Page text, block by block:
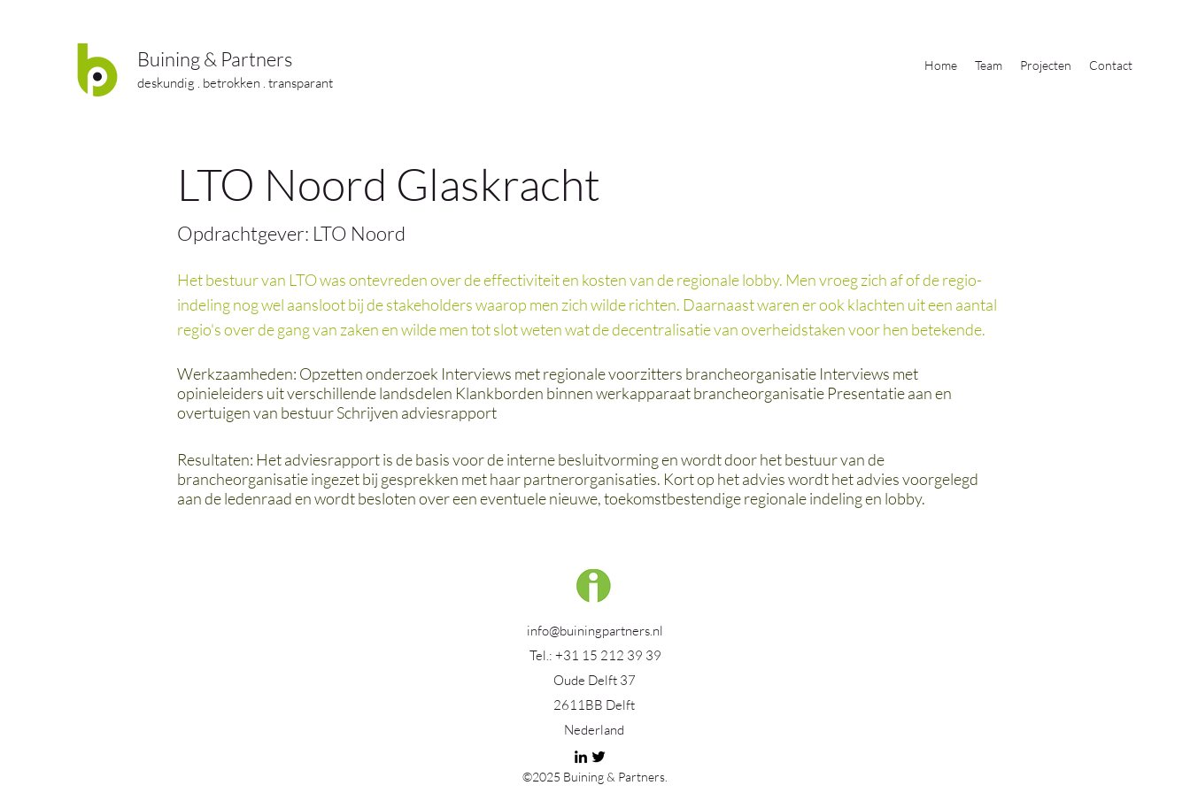
Buining & Partners
deskundig . betrokken . transparant
Home Team Projecten Contact
LTO Noord Glaskracht
Opdrachtgever: LTO Noord
Het bestuur van LTO was ontevreden over de effectiviteit en kosten van de regionale lobby. Men vroeg zich af of de regio-
indeling nog wel aansloot bij de stakeholders waarop men zich wilde richten. Daarnaast waren er ook klachten uit een aantal
regio's over de gang van zaken en wilde men tot slot weten wat de decentralisatie van overheidstaken voor hen betekende.
Werkzaamheden: Opzetten onderzoek Interviews met regionale voorzitters brancheorganisatie Interviews met
opinieleiders uit verschillende landsdelen Klankborden binnen werkapparaat brancheorganisatie Presentatie aan en
overtuigen van bestuur Schrijven adviesrapport
Resultaten: Het adviesrapport is de basis voor de interne besluitvorming en wordt door het bestuur van de
brancheorganisatie ingezet bij gesprekken met haar partnerorganisaties. Kort op het advies wordt het advies voorgelegd
aan de ledenraad en wordt besloten over een eventuele nieuwe, toekomstbestendige regionale indeling en lobby.
info@buiningpartners.nl
Tel.: +31 15 212 39 39
Oude Delft 37
2611BB Delft
Nederland
©2025 Buining & Partners.